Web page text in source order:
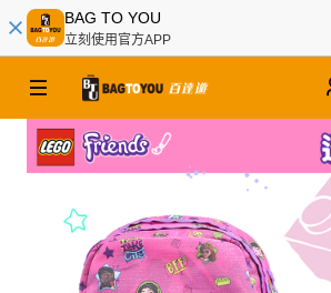
BAG TO YOU
立刻使用官方APP